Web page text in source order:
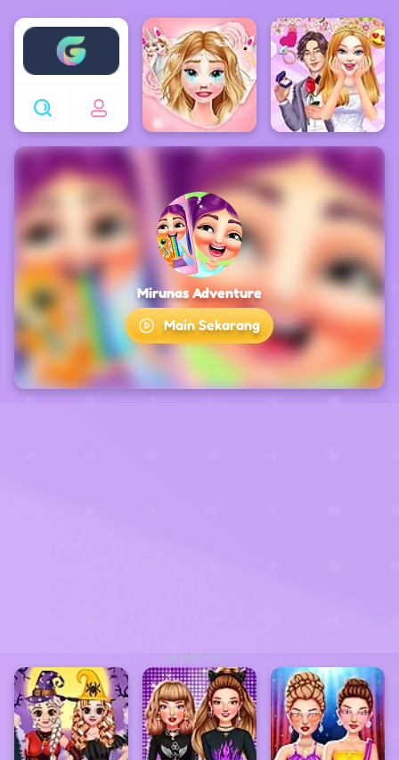
Enjoy4fun
ADVERTISEMENT
Mirunas Adventure
Main Sekarang